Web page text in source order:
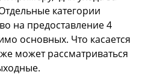
категории
на предоставление 4
основных. Что касается
может рассматриваться